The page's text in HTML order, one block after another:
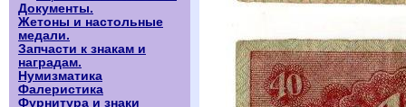
Документы.
Жетоны и настольные
медали.
Запчасти к знакам и
наградам.
Нумизматика
Фалеристика
Фурнитура и знаки